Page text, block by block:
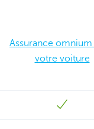
Assurance
votre voiture